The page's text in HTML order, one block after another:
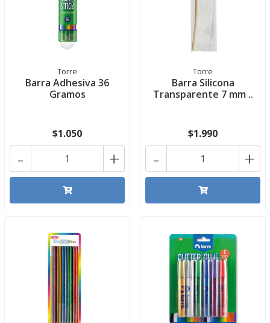
Torre
Barra Adhesiva 36
Gramos
$1.050
+
-
Torre
Barra Silicona
Transparente 7 mm ..
$1.990
+
-